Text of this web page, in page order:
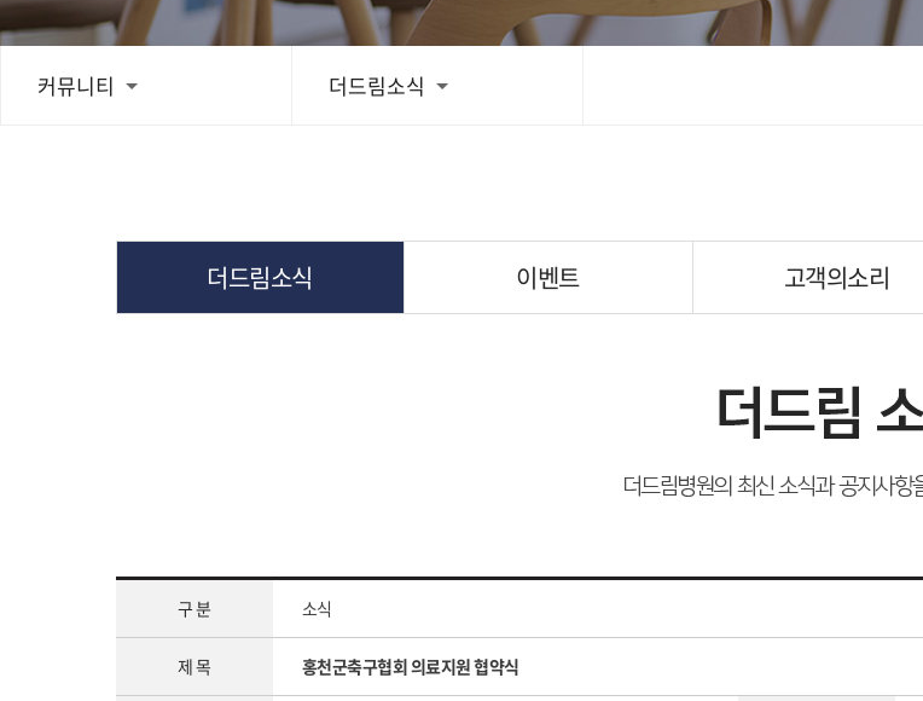
커뮤니티 더드림소식
더드림소식 이벤트 고객의소리
구 분 소식
제 목 홍천군축구협회 의료지원 협약식
스피드예약